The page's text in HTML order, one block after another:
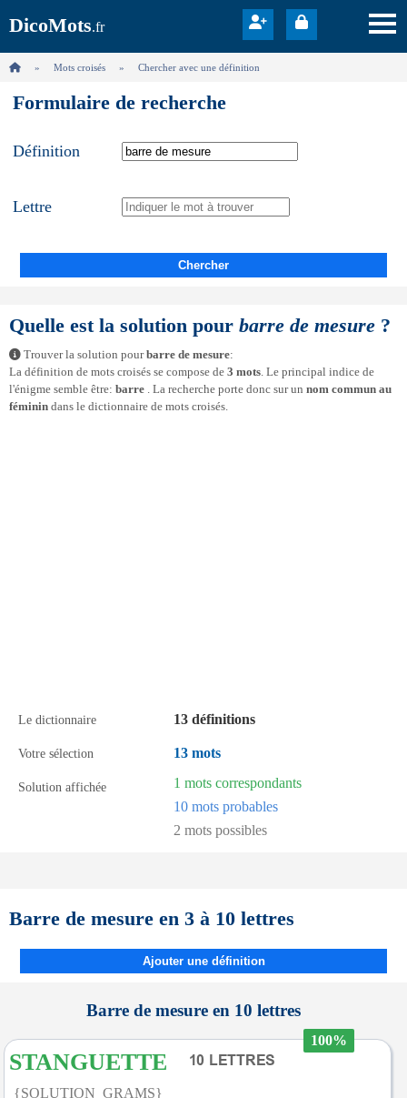
DicoMots.fr
Mots croisés Chercher avec une définition
Formulaire de recherche
Définition
Lettre
Chercher
Quelle est la solution pour barre de mesure ?
Trouver la solution pourbarre de mesure:
La définition de mots croisés se compose de 3 mots. Le principal indice de
l'énigme semble être: barre . La recherche porte donc sur un nom commun au
féminin dans le dictionnaire de mots croisés.
Le dictionnaire 13 définitions
Votre sélection 13 mots
Solution affichée
1 mots correspondants
10 mots probables
2 mots possibles
Barre de mesure en 3 à 10 lettres
Ajouter une définition
Barre de mesure en 10 lettres
100%
STANGUETTE
{SOLUTION_GRAMS}